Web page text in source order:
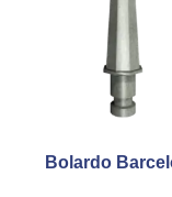
Bolardo